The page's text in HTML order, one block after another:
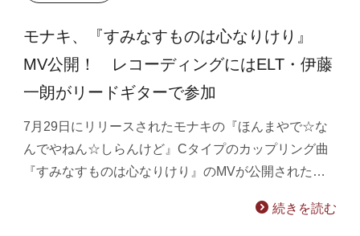
モナキ、『すみなすものは心なりけり』
MV公開！ レコーディングにはELT・伊藤
一朗がリードギターで参加
7月29日にリリースされたモナキの『ほんまやで☆な
んでやねん☆しらんけど』Cタイプのカップリング曲
『すみなすものは心なりけり』のMVが公開された…
続きを読む